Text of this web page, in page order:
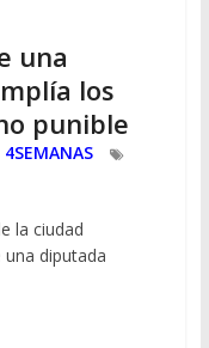
una
los
punible
la ciudad
diputada